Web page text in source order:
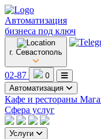
Автоматизация
бизнеса под ключ
г. Севастополь
02-87
0
Автоматизация
Кафе и рестораны
Сфера услуг
Услуги